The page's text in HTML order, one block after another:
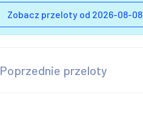
Zobacz przeloty od 2026-08-08
Poprzednie przeloty